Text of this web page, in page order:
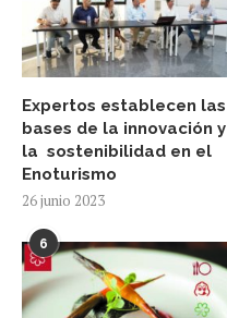
Expertos establecen las
bases de la innovación y
la sostenibilidad en el
Enoturismo
26 junio 2023
6